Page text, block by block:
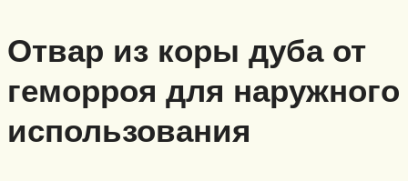
Отвар из коры дуба от
геморроя для наружного
использования